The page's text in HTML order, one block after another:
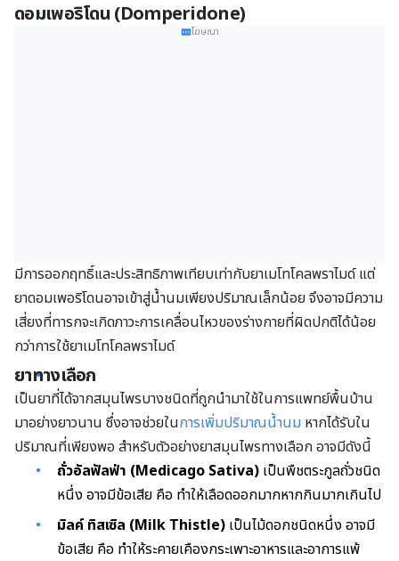
ดอมเพอริโดน (Domperidone)
โฆษณา
มีการออกฤทธิ์และประสิทธิภาพเทียบเท่ากับยาเมโทโคลพราไมด์ แต่
ยาดอมเพอริโดนอาจเข้าสู่น้ำนมเพียงปริมาณเล็กน้อย จึงอาจมีความ
เสี่ยงที่ทารกจะเกิดภาวะการเคลื่อนไหวของร่างกายที่ผิดปกติได้น้อย
กว่าการใช้ยาเมโทโคลพราไมด์
ยาทางเลือก
เป็นยาที่ได้จากสมุนไพรบางชนิดที่ถูกนำมาใช้ในการแพทย์พื้นบ้าน
มาอย่างยาวนาน ซึ่งอาจช่วยในการเพิ่มปริมาณน้ำนม หากได้รับใน
ปริมาณที่เพียงพอ สำหรับตัวอย่างยาสมุนไพรทางเลือก อาจมีดังนี้
ถั่วอัลฟัลฟ่า (Medicago Sativa) เป็นพืชตระกูลถั่วชนิด
หนึ่ง อาจมีข้อเสีย คือ ทำให้เลือดออกมากหากกินมากเกินไป
มิลค์ ทิสเซิล (Milk Thistle) เป็นไม้ดอกชนิดหนึ่ง อาจมี
ข้อเสีย คือ ทำให้ระคายเคืองกระเพาะอาหารและอาการแพ้